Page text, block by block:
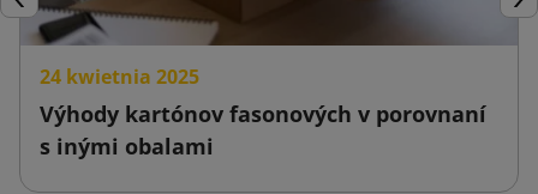
Späť
24 kwietnia 2025
Výhody kartónov fasonových v porovnaní
s inými obalami